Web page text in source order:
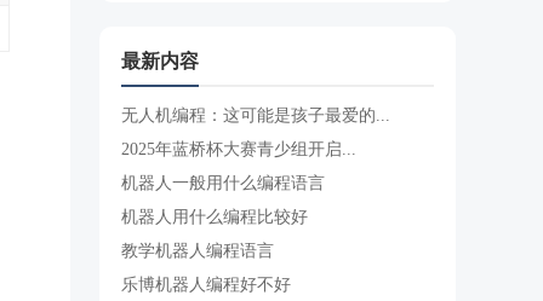
最新内容
无人机编程：这可能是孩子最爱的...
2025年蓝桥杯大赛青少组开启...
机器人一般用什么编程语言
机器人用什么编程比较好
教学机器人编程语言
乐博机器人编程好不好